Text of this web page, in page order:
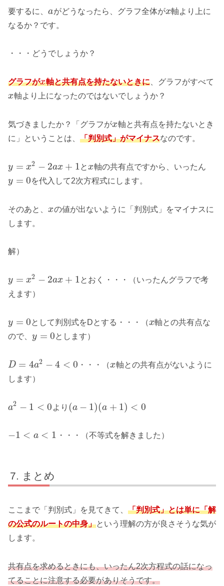
要するに、 aがどうなったら、グラフ全体がx軸より上に
なるか？です。
・・・どうでしょうか？
グラフがx軸と共有点を持たないときに、グラフがすべて
x軸より上になったのではないでしょうか？
気づきましたか？「グラフがx軸と共有点を持たないとき
に」ということは、 「判別式」がマイナスなのです。
y = x2 − 2ax + 1とx軸の共有点ですから、いったん
y = 0を代入して2次方程式にします。
そのあと、 xの値が出ないように「判別式」をマイナスに
します。
解）
y = x2 − 2ax + 1と お く
・・・（いったんグラフで考
えます）
y = 0として判別式をDとする・・・（x軸との共有点な
ので、 y = 0とします）
D = 4a2 − 4 < 0 ・・・（x軸との共有点がないように
します）
a2 − 1 < 0 より (a − 1 )(a + 1 ) < 0
−1 < a < 1 ・・・（不等式を解きました）
まとめ
ここまで「判別式」を見てきて、 「判別式」とは単に「解
の公式のルートの中身」という理解の方が良さそうな気が
します。
共有点を求めるときにも、いったん2次方程式の話になっ
てることに注意する必要がありそうです。